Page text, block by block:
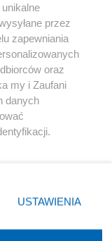
Youtube
przez
zapewniania
oraz
my i Zaufani
danych
prywatności
zgody
USTAWIENIA